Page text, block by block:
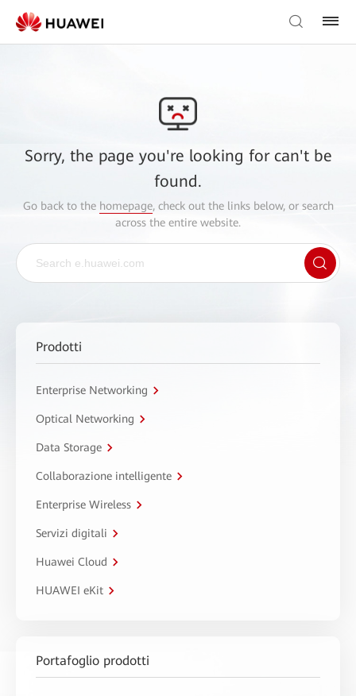
Sorry, the page you're looking for can't be
found.
Go back to the homepage, check out the links below, or search
across the entire website.
Prodotti
Enterprise Networking
Optical Networking
Data Storage
Collaborazione intelligente
Enterprise Wireless
Servizi digitali
Huawei Cloud
HUAWEI eKit
Portafoglio prodotti